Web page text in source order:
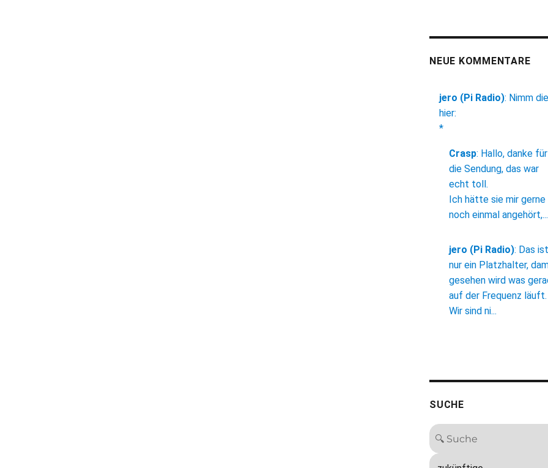
NEUE KOMMENTARE
jero (Pi Radio): Nimm die
hier:
*
Crasp: Hallo, danke für
die Sendung, das war
echt toll.
Ich hätte sie mir gerne
noch einmal angehört,...
jero (Pi Radio): Das ist
nur ein Platzhalter,
gesehen wird was
auf der Frequenz läuft.
Wir sind ni...
SUCHE